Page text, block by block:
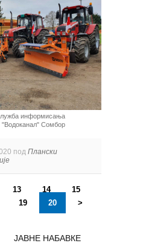
информисања
"Водоканал" Сомбор
под Плански
13 14
15
19 20 >
ЈАВНЕ НАБАВКЕ